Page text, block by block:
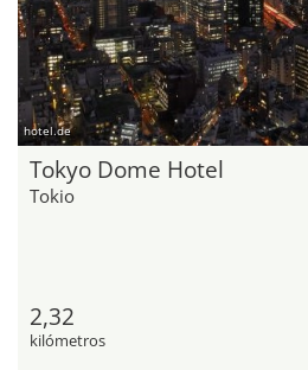
hotel.de
Tokyo Dome Hotel
Tokio
2,32
kilómetros